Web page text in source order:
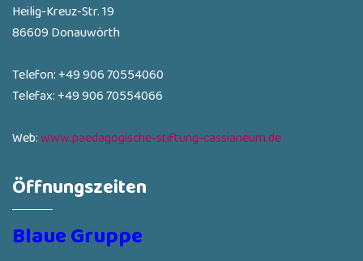
Heilig-Kreuz-Str. 19
86609 Donauwörth
Telefon: +49 906 70554060
Telefax: +49 906 70554066
Web:www.paedagogische-stiftung-cassianeum.de
Öffnungszeiten
Blaue Gruppe